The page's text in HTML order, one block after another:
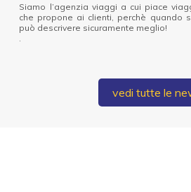
Siamo l’agenzia viaggi a cui piace
che propone ai clienti, perchè quando
può descrivere sicuramente meglio!
vedi tutte le